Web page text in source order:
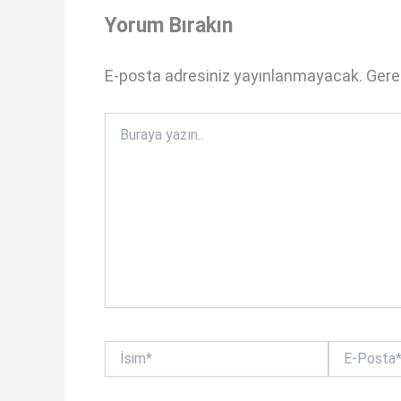
p
b
o
k
Yorum Bırakın
E-posta adresiniz yayınlanmayacak.
yazın..
İsim*
Posta*